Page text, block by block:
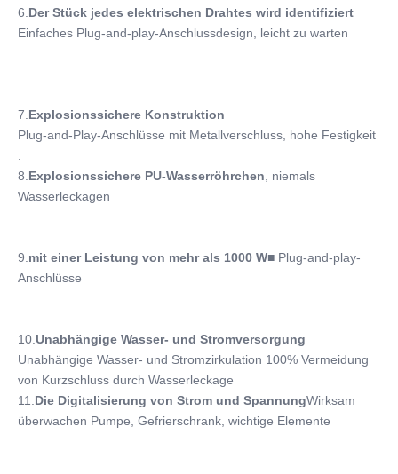
6. Der Stück jedes elektrischen Drahtes wird identifiziert
Einfaches Plug-and-play-Anschlussdesign, leicht zu warten
7. Explosionssichere Konstruktion
Plug-and-Play-Anschlüsse mit Metallverschluss, hohe Festigkeit
8. Explosionssichere PU-Wasserröhrchen , niemals
Wasserleckagen
9. mit einer Leistung von mehr als 1000 W■ Plug-and-play-
Anschlüsse
10. Unabhängige Wasser- und Stromversorgung
Unabhängige Wasser- und Stromzirkulation 100% Vermeidung
von Kurzschluss durch Wasserleckage
11. Die Digitalisierung von Strom und SpannungWirksam
überwachen Pumpe, Gefrierschrank, wichtige Elemente